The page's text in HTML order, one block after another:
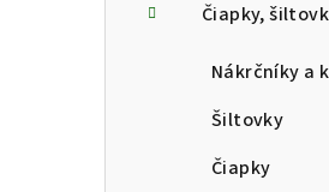
Čiapky,
Nákrčníky a
Šiltovky
Čiapky